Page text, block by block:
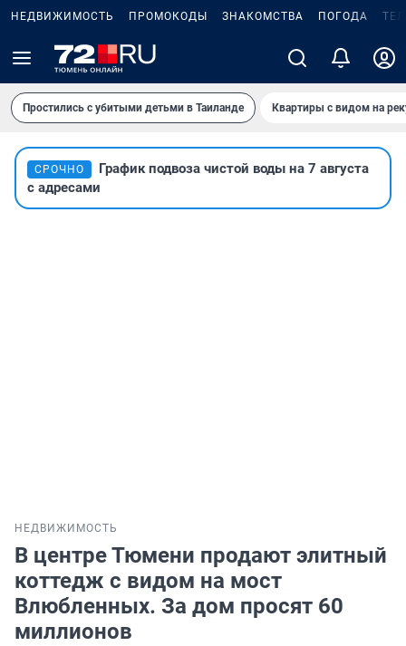
НЕДВИЖИМОСТЬ ПРОМОКОДЫ ЗНАКОМСТВА ПОГОДА
Простились с убитыми детьми в Таиланде Квартиры с видом на
СРОЧНО
График подвоза чистой воды на 7 августа
с адресами
НЕДВИЖИМОСТЬ
В центре Тюмени продают элитный
коттедж с видом на мост
Влюбленных. За дом просят 60
миллионов